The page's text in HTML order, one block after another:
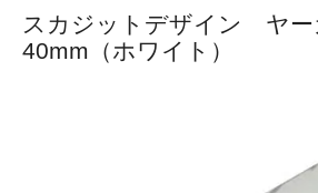
スカジットデザイン ヤー
40mm（ホワイト）